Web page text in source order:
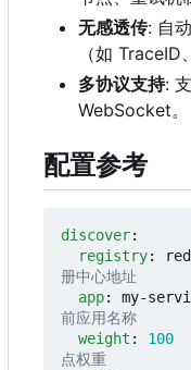
无感透传: 自
（如 TraceID
多协议支持:
WebSocket。
配置参考
discover:
registry:
册中心地址
app:
前应用名称
weight : 100
点权重